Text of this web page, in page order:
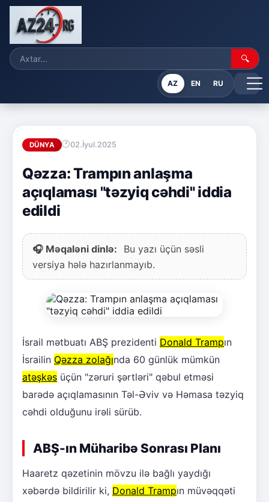
🔍
AZ EN RU
DÜNYA 02.İyul.2025
Qəzza: Trampın anlaşma
açıqlaması "təzyiq cəhdi" iddia
edildi
🎧 Məqaləni dinlə:
Bu yazı üçün səsli
versiya hələ hazırlanmayıb.
İsrail mətbuatı ABŞ prezidenti Donald Trampın
İsrailin Qəzza zolağında 60 günlük mümkün
atəşkəs üçün "zəruri şərtləri" qəbul etməsi
barədə açıqlamasının Təl-Əviv və Həmasa təzyiq
cəhdi olduğunu irəli sürüb.
ABŞ-ın Müharibə Sonrası Planı
Haaretz qəzetinin mövzu ilə bağlı yaydığı
xəbərdə bildirilir ki, Donald Trampın müvəqqəti